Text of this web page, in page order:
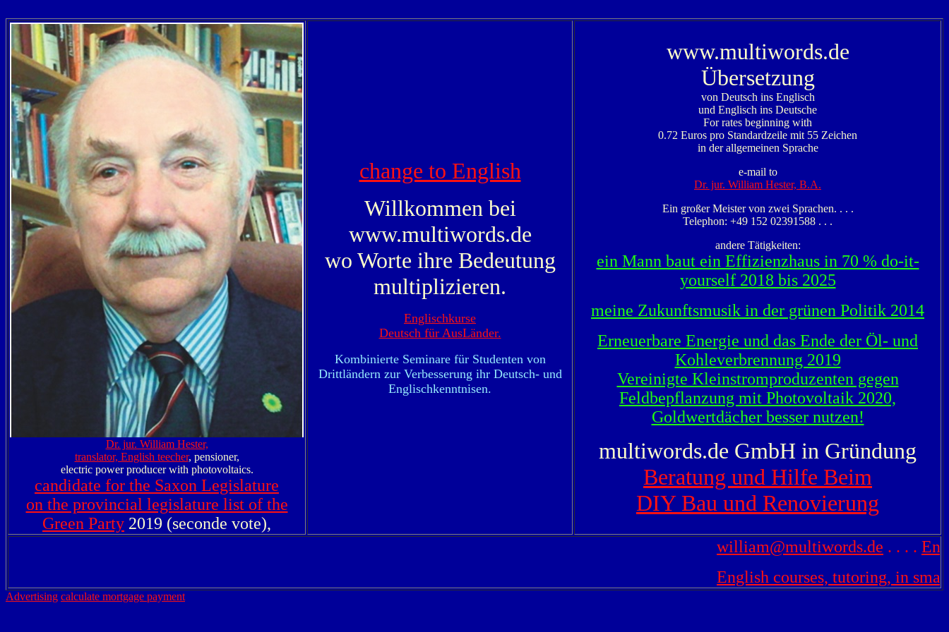
Dr. jur. William Hester,
translator, English teecher, pensioner,
electric power producer with photovoltaics.
candidate for the Saxon Legislature
on the provincial legislature list of the
Green Party 2019 (seconde vote),
change to English
Willkommen bei
www.multiwords.de
wo Worte ihre Bedeutung
multiplizieren.
Englischkurse
Deutsch für AusLänder.
Kombinierte Seminare für Studenten von
Drittländern zur Verbesserung ihr Deutsch- und
Englischkenntnisen.
www.multiwords.de
Übersetzung
von Deutsch ins Englisch
und Englisch ins Deutsche
For rates beginning with
0.72 Euros pro Standardzeile mit 55 Zeichen
in der allgemeinen Sprache
e-mail to
Dr. jur. William Hester, B.A.
Ein großer Meister von zwei Sprachen. . . .
Telephon: +49 152 02391588 . . .
andere Tätigkeiten:
ein Mann baut ein Effizienzhaus in 70 % do-it-
yourself 2018 bis 2025
meine Zukunftsmusik in der grünen Politik 2014
Erneuerbare Energie und das Ende der Öl- und
Kohleverbrennung 2019
Vereinigte Kleinstromproduzenten gegen
Feldbepflanzung mit Photovoltaik 2020,
Goldwertdächer besser nutzen!
multiwords.de GmbH in Gründung
Beratung und Hilfe Beim
DIY Bau und Renovierung
william@multiwords.de. . . .
English courses, tutoring, in small
Advertising calculate mortgage payment